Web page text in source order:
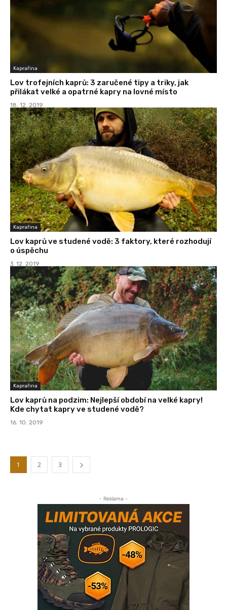
Kaprařina
Lov trofejních kaprů: 3 zaručené tipy a triky, jak
přilákat velké a opatrné kapry na lovné místo
18. 12. 2019
Kaprařina
Lov kaprů ve studené vodě: 3 faktory, které rozhodují
o úspěchu
3. 12. 2019
Kaprařina
Lov kaprů na podzim: Nejlepší období na velké kapry!
Kde chytat kapry ve studené vodě?
16. 10. 2019
1 2 3
- Reklama -